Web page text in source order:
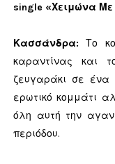
single «Χειμώνα
Κασσάνδρα: Το
καραντίνας και
ζευγαράκι σε ένα
ερωτικό κομμάτι
όλη αυτή την
περιόδου.